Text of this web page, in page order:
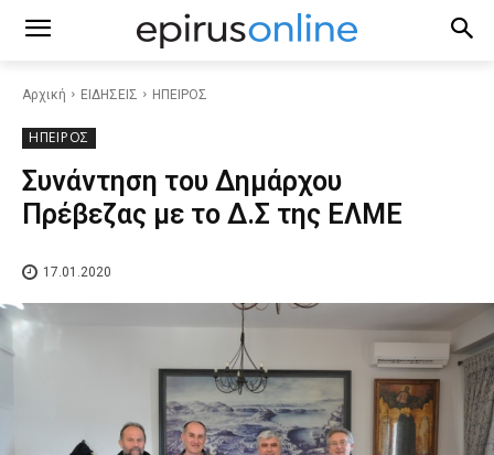
Αρχική ΕΙΔΗΣΕΙΣ ΗΠΕΙΡΟΣ
ΗΠΕΙΡΟΣ
Συνάντηση του Δημάρχου
Πρέβεζας με το Δ.Σ της ΕΛΜΕ
17.01.2020